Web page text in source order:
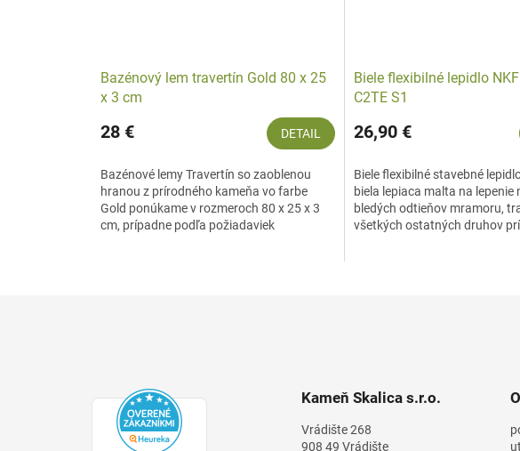
Bazénový lem travertín Gold 80 x 25
x 3 cm
28 € DETAIL
Bazénové lemy Travertín so zaoblenou
hranou z prírodného kameňa vo farbe
Gold ponúkame v rozmeroch 80 x 25 x 3
cm, prípadne podľa požiadaviek
Biele flexibilné lepidlo
C2TE S1
26,90 €
Biele flexibilné stavebné
biela lepiaca malta na lepenie
bledých odtieňov mramoru,
všetkých ostatných druhov
Kameň Skalica s.r.o.
Vrádište 268
908 49 Vrádište